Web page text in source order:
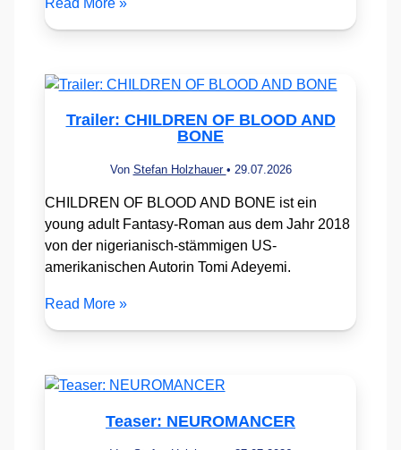
Trailer: CHILDREN OF BLOOD AND
BONE
Von Stefan Holzhauer • 29.07.2026
CHILDREN OF BLOOD AND BONE ist ein
young adult Fantasy-Roman aus dem Jahr 2018
von der nigerianisch-stämmigen US-
amerikanischen Autorin Tomi Adeyemi.
Read More »
Teaser: NEUROMANCER